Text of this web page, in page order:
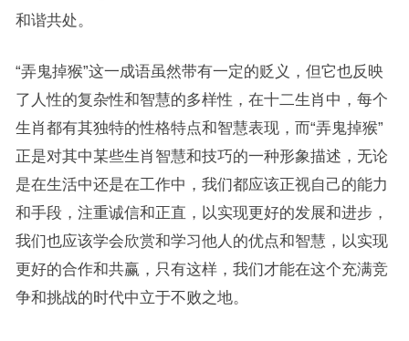
和谐共处。
“弄鬼掉猴”这一成语虽然带有一定的贬义，但它也反映
了人性的复杂性和智慧的多样性，在十二生肖中，每个
生肖都有其独特的性格特点和智慧表现，而“弄鬼掉猴”
正是对其中某些生肖智慧和技巧的一种形象描述，无论
是在生活中还是在工作中，我们都应该正视自己的能力
和手段，注重诚信和正直，以实现更好的发展和进步，
我们也应该学会欣赏和学习他人的优点和智慧，以实现
更好的合作和共赢，只有这样，我们才能在这个充满竞
争和挑战的时代中立于不败之地。